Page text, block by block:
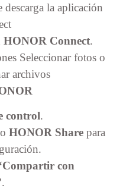
descarga la aplicación
HONOR Connect.
Seleccionar fotos o
archivos
control.
HONOR Share para
con
.